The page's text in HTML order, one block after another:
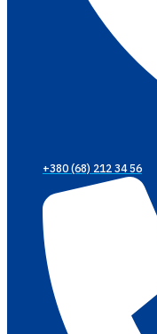
+380 (68) 212 34 56